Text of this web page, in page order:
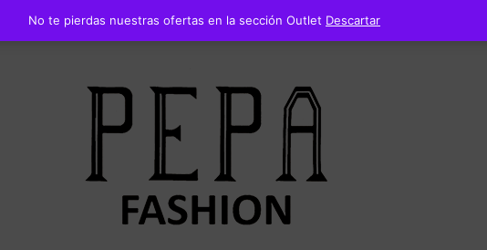
No te pierdas nuestras ofertas en la sección Outlet Descartar